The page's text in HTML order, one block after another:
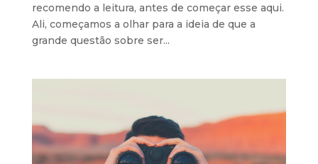
recomendo a leitura, antes de começar esse aqui.
Ali, começamos a olhar para a ideia de que a
grande questão sobre ser...